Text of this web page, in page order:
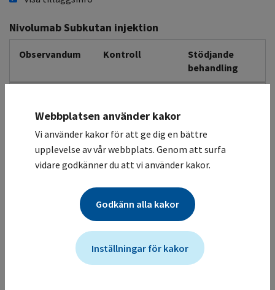
Nivolumab Subkutan injektion
Observandum Kontroll
Stödjande
behandling
Observera att biverkningar generellt kan uppstå sent,
Eventuellt behov av kortikosteroidbehandling, se FASS.
Akut
Puls
Akutberedskap
Infusionsrelaterad reaktion förekommer.
Blodvärden
Enligt lokala
riktlinjer
Webbplatsen använder kakor
Vi använder kakor för att ge dig en bättre
upplevelse av vår webbplats. Genom att surfa
vidare godkänner du att vi använder kakor.
Godkänn alla kakor
Inställningar för kakor